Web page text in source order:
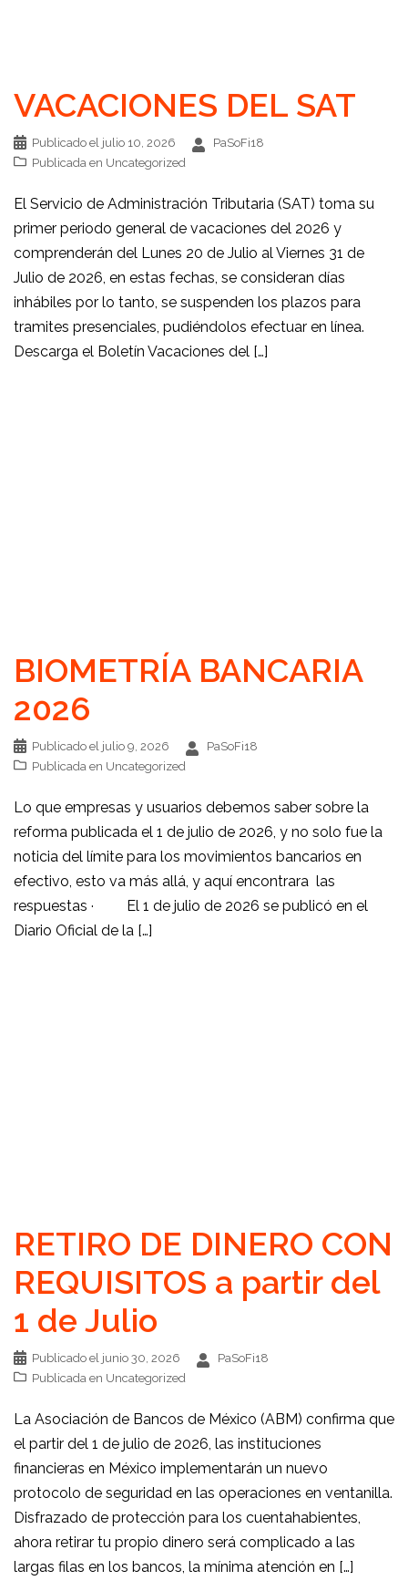
VACACIONES DEL SAT
Publicado el julio 10, 2026
PaSoFi18
Publicada en Uncategorized
El Servicio de Administración Tributaria (SAT) toma su
primer periodo general de vacaciones del 2026 y
comprenderán del Lunes 20 de Julio al Viernes 31 de
Julio de 2026, en estas fechas, se consideran días
inhábiles por lo tanto, se suspenden los plazos para
tramites presenciales, pudiéndolos efectuar en línea.
Descarga el Boletín Vacaciones del […]
BIOMETRÍA BANCARIA
2026
Publicado el julio 9, 2026
PaSoFi18
Publicada en Uncategorized
Lo que empresas y usuarios debemos saber sobre la
reforma publicada el 1 de julio de 2026, y no solo fue la
noticia del límite para los movimientos bancarios en
efectivo, esto va más allá, y aquí encontrara las
respuestas · El 1 de julio de 2026 se publicó en el
Diario Oficial de la […]
RETIRO DE DINERO CON
REQUISITOS a partir del
1 de Julio
Publicado el junio 30, 2026
PaSoFi18
Publicada en Uncategorized
La Asociación de Bancos de México (ABM) confirma que
el partir del 1 de julio de 2026, las instituciones
financieras en México implementarán un nuevo
protocolo de seguridad en las operaciones en ventanilla.
Disfrazado de protección para los cuentahabientes,
ahora retirar tu propio dinero será complicado a las
largas filas en los bancos, la mínima atención en […]